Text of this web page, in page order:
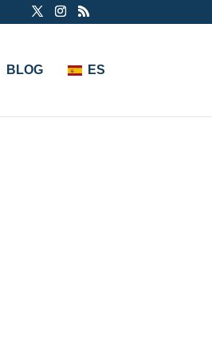
BLOG ES